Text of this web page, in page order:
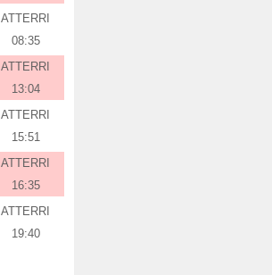
ATTERRI
08:35
ATTERRI
13:04
ATTERRI
15:51
ATTERRI
16:35
ATTERRI
19:40